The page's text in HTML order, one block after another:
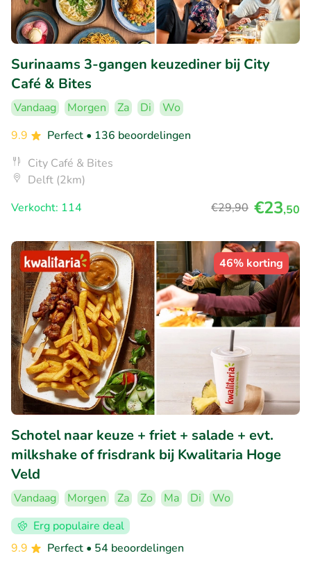
Surinaams 3-gangen keuzediner bij City
Café & Bites
Vandaag Morgen Za Di
Wo
9.9
Perfect • 136 beoordelingen
City Café & Bites
Delft (2km)
Verkocht: 114
€29,90 €23,50
46% korting
Schotel naar keuze + friet + salade + evt.
milkshake of frisdrank bij Kwalitaria Hoge
Veld
Vandaag Morgen Za Zo Ma Di
Wo
Erg populaire deal
9.9
Perfect • 54 beoordelingen